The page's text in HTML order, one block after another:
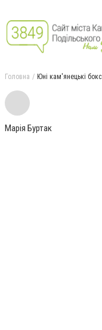
Головна Юні кам'янецькі
Марія Буртак